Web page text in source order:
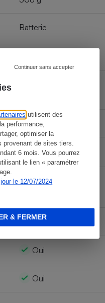
utilisent des
performance,
optimiser la
provenant de sites tiers.
6 mois. Vous pourrez
le lien « paramétrer
le 12/07/2024
Continuer sans accepter
& FERMER
Batterie
76 mm
1 040 Kpix
Non/Non
Non
Oui
Oui